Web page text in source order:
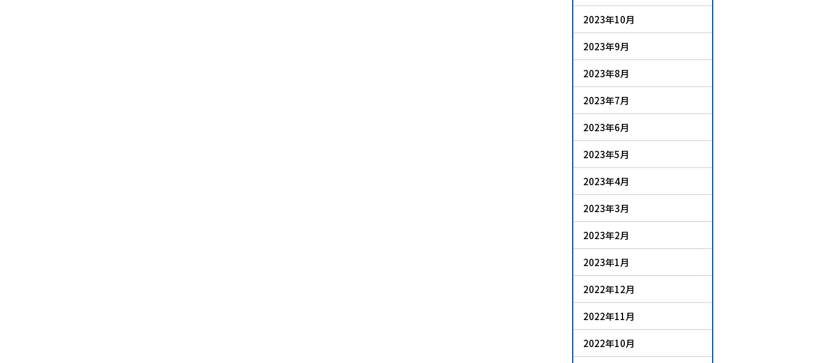
2023年10月
2023年9月
2023年8月
2023年7月
2023年6月
2023年5月
2023年4月
2023年3月
2023年2月
2023年1月
2022年12月
2022年11月
2022年10月